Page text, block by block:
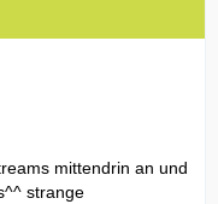
mittendrin an und
strange